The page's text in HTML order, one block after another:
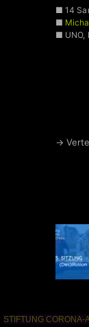
■ 14
■
■ UNO,
→
STIFTUNG CORONA-